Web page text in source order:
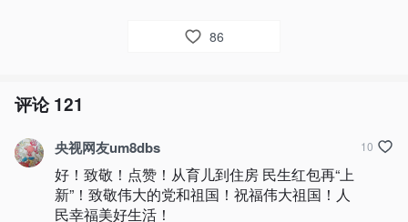
86
评论121
央视网友um8dbs
好！致敬！点赞！从育儿到住房 民生红包再“上
新”！致敬伟大的党和祖国！祝福伟大祖国！人
民幸福美好生活！
10